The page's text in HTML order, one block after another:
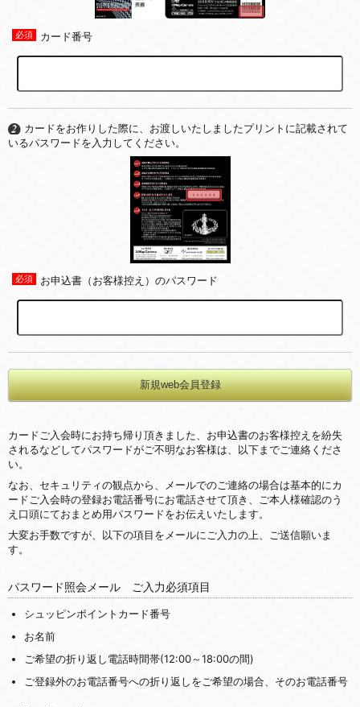
カード番号
カードをお作りした際に、お渡しいたしましたプリントに記載されて
いるパスワードを入力してください。
お申込書（お客様控え）のパスワード
カードご入会時にお持ち帰り頂きました、お申込書のお客様控えを紛失
されるなどしてパスワードがご不明なお客様は、以下までご連絡くださ
い。
なお、セキュリティの観点から、メールでのご連絡の場合は基本的にカ
ードご入会時の登録お電話番号にお電話させて頂き、ご本人様確認のう
え口頭にておまとめ用パスワードをお伝えいたします。
大変お手数ですが、以下の項目をメールにご入力の上、ご送信願いま
す。
パスワード照会メール ご入力必須項目
シュッピンポイントカード番号
お名前
ご希望の折り返し電話時間帯(12:00～18:00の間)
ご登録外のお電話番号への折り返しをご希望の場合、そのお電話番号